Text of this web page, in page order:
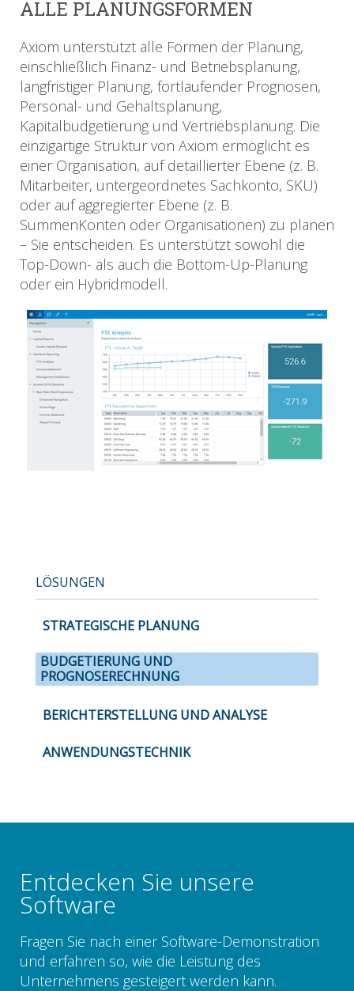
ALLE PLANUNGSFORMEN
Axiom unterstützt alle Formen der Planung,
einschließlich Finanz- und Betriebsplanung,
langfristiger Planung, fortlaufender Prognosen,
Personal- und Gehaltsplanung,
Kapitalbudgetierung und Vertriebsplanung. Die
einzigartige Struktur von Axiom ermöglicht es
einer Organisation, auf detaillierter Ebene (z. B.
Mitarbeiter, untergeordnetes Sachkonto, SKU)
oder auf aggregierter Ebene (z. B.
SummenKonten oder Organisationen) zu planen
– Sie entscheiden. Es unterstützt sowohl die
Top-Down- als auch die Bottom-Up-Planung
oder ein Hybridmodell.
LÖSUNGEN
STRATEGISCHE PLANUNG
BUDGETIERUNG UND
PROGNOSERECHNUNG
BERICHTERSTELLUNG UND ANALYSE
ANWENDUNGSTECHNIK
Entdecken Sie unsere
Software
Fragen Sie nach einer Software-Demonstration
und erfahren so, wie die Leistung des
Unternehmens gesteigert werden kann.